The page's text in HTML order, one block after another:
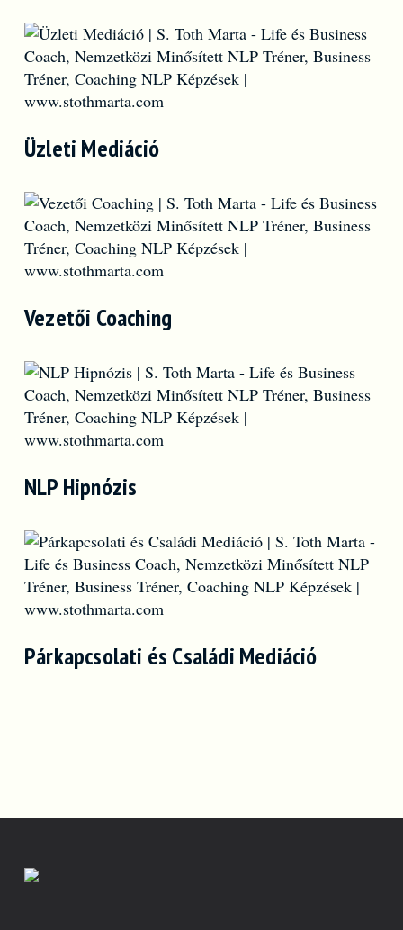
Üzleti Mediáció
Vezetői Coaching
NLP Hipnózis
Párkapcsolati és Családi Mediáció